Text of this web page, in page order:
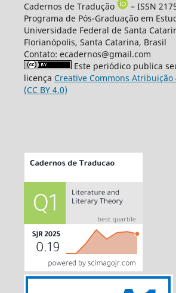
Cadernos de Tradução
– ISSN
Programa de Pós-Graduação em
Universidade Federal de Santa
Florianópolis, Santa Catarina, Brasil
Contato: ecadernos@gmail.com
Este periódico publica
licença Creative Commons
(CC BY 4.0)